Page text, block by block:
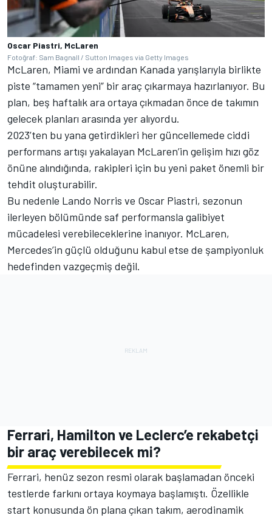
Oscar Piastri, McLaren
Fotoğraf: Sam Bagnall / Sutton Images via Getty Images
McLaren, Miami ve ardından Kanada yarışlarıyla birlikte
piste “tamamen yeni” bir araç çıkarmaya hazırlanıyor. Bu
plan, beş haftalık ara ortaya çıkmadan önce de takımın
gelecek planları arasında yer alıyordu.
2023’ten bu yana getirdikleri her güncellemede ciddi
performans artışı yakalayan McLaren’in gelişim hızı göz
önüne alındığında, rakipleri için bu yeni paket önemli bir
tehdit oluşturabilir.
Bu nedenle Lando Norris ve Oscar Piastri, sezonun
ilerleyen bölümünde saf performansla galibiyet
mücadelesi verebileceklerine inanıyor. McLaren,
Mercedes’in güçlü olduğunu kabul etse de şampiyonluk
hedefinden vazgeçmiş değil.
Ferrari, Hamilton ve Leclerc’e rekabetçi
bir araç verebilecek mi?
Ferrari, henüz sezon resmi olarak başlamadan önceki
testlerde farkını ortaya koymaya başlamıştı. Özellikle
start konusunda ön plana çıkan takım, aerodinamik